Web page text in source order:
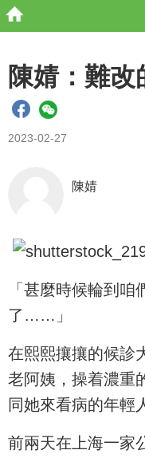
陳婧：難改
2023-02-27
陳婧
「甚麼時候輪到
了……」
在熙熙攘攘的候診
老阿姨，操着濃重
同她來看病的年輕
前兩天在上海一家